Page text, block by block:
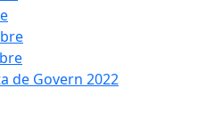
de Govern 2022